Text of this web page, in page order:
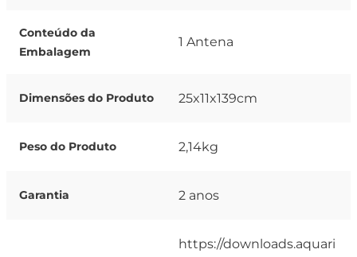
Conteúdo da
Embalagem
1 Antena
Dimensões do Produto 25x11x139cm
Peso do Produto 2,14kg
Garantia 2 anos
https://downloads.aquari